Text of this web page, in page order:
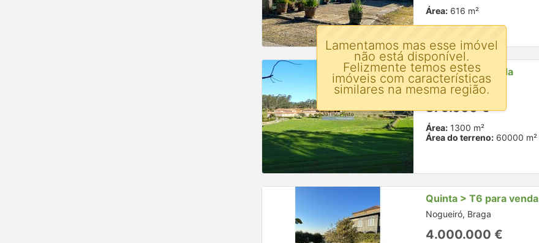
Área: 616 m²
Quinta para venda
Barcelos, Braga
875.000 €
Área: 1300 m²
Área do terreno: 60000 m²
Quinta > T6 para venda
Nogueiró, Braga
4.000.000 €
Lamentamos mas esse imóvel
não está disponível.
Felizmente temos estes
imóveis com características
similares na mesma região.